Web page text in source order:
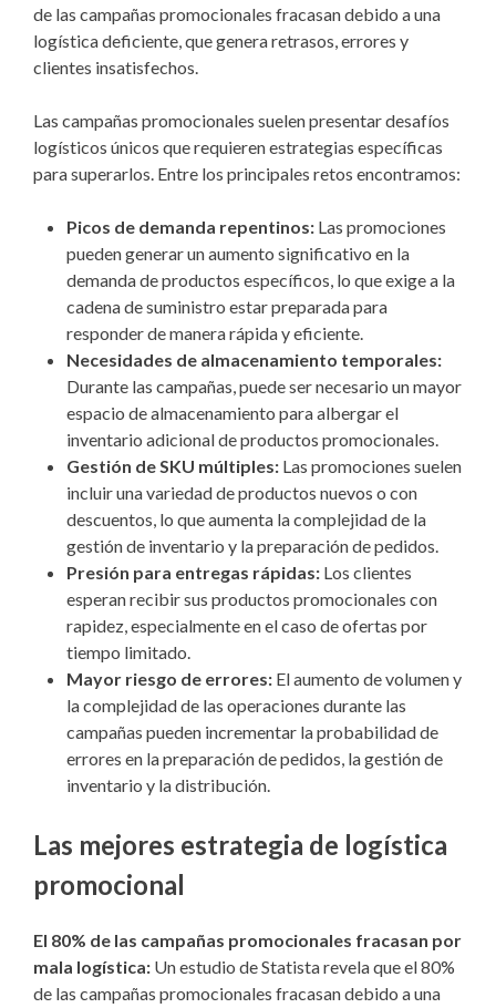
de las campañas promocionales fracasan debido a una
logística deficiente, que genera retrasos, errores y
clientes insatisfechos.
Las campañas promocionales suelen presentar desafíos
logísticos únicos que requieren estrategias específicas
para superarlos. Entre los principales retos encontramos:
Picos de demanda repentinos: Las promociones
pueden generar un aumento significativo en la
demanda de productos específicos, lo que exige a la
cadena de suministro estar preparada para
responder de manera rápida y eficiente.
Necesidades de almacenamiento temporales:
Durante las campañas, puede ser necesario un mayor
espacio de almacenamiento para albergar el
inventario adicional de productos promocionales.
Gestión de SKU múltiples: Las promociones suelen
incluir una variedad de productos nuevos o con
descuentos, lo que aumenta la complejidad de la
gestión de inventario y la preparación de pedidos.
Presión para entregas rápidas: Los clientes
esperan recibir sus productos promocionales con
rapidez, especialmente en el caso de ofertas por
tiempo limitado.
Mayor riesgo de errores: El aumento de volumen y
la complejidad de las operaciones durante las
campañas pueden incrementar la probabilidad de
errores en la preparación de pedidos, la gestión de
inventario y la distribución.
Las mejores estrategia de logística
promocional
El 80% de las campañas promocionales fracasan por
mala logística: Un estudio de Statista revela que el 80%
de las campañas promocionales fracasan debido a una